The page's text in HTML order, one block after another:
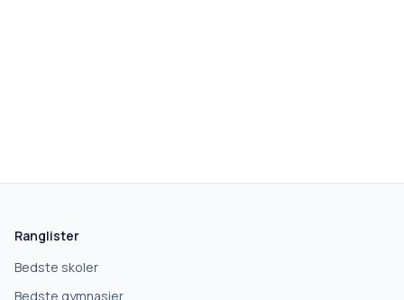
Hvad leder du efter?
Grundskole
Ranglister
Bedste skoler
Bedste gymnasier